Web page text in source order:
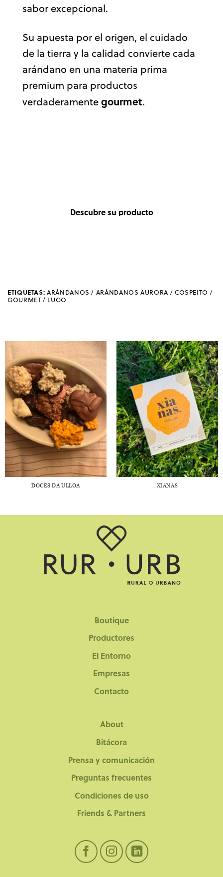
sabor excepcional.
Su apuesta por el origen, el cuidado
de la tierra y la calidad convierte cada
arándano en una materia prima
premium para productos
verdaderamentegourmet.
Descubre su producto
ETIQUETAS: ARÁNDANOS / ARÁNDANOS AURORA / COSPEITO /
GOURMET / LUGO
DOCES DA ULLOA XIANAS
Boutique
Productores
El Entorno
Empresas
Contacto
About
Bitácora
Prensa y comunicación
Preguntas frecuentes
Condiciones de uso
Friends & Partners